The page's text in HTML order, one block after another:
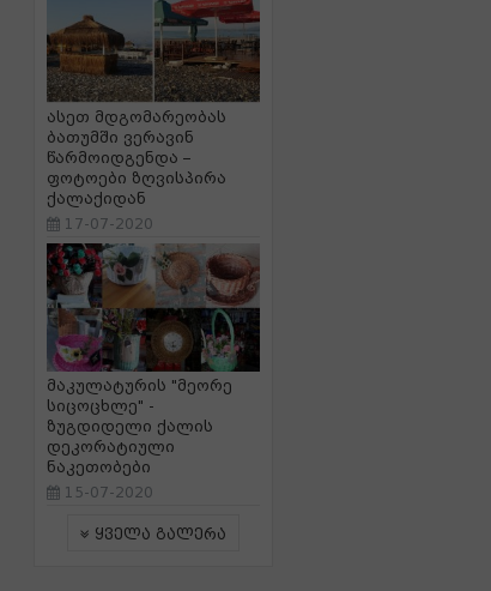
ასეთ მდგომარეობას
ბათუმში ვერავინ
წარმოიდგენდა –
ფოტოები ზღვისპირა
ქალაქიდან
17-07-2020
მაკულატურის "მეორე
სიცოცხლე" -
ზუგდიდელი ქალის
დეკორატიული
ნაკეთობები
15-07-2020
ყველა გალერა